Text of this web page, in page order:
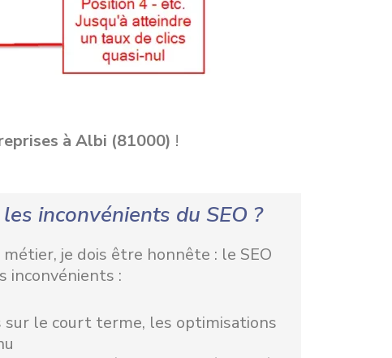
à Albi (81000) !
inconvénients du SEO ?
métier, je dois être honnête : le SEO
inconvénients :
sur le court terme, les optimisations